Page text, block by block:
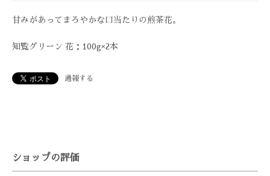
甘みがあってまろやかな口当たりの煎茶花。
知覧グリーン 花：100g×2本
通報する
ショップの評価